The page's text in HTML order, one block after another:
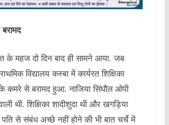
के महज दो दिन बाद ही सामने आया. जब
विद्यालय कस्बा में कार्यरत शिक्षिका
कमरे से बरामद हुआ. नाजिया सिंघौल ओपी
थी. शिक्षिका शादीशुदा थी और खगड़िया
से संबंध अच्छे नहीं होने की भी बात चर्चे में